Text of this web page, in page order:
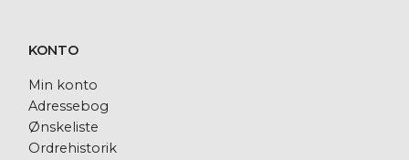
KONTO
Min konto
Adressebog
Ønskeliste
Ordrehistorik